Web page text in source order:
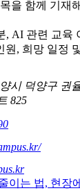
을 함께 기재
, AI 관련 교육
원, 희망 일정
시 덕양구 권
825